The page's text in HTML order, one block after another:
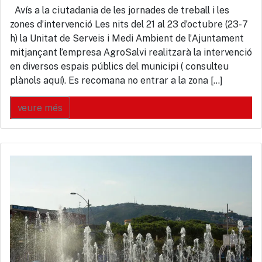
Avís a la ciutadania de les jornades de treball i les
zones d’intervenció Les nits del 21 al 23 d’octubre (23-7
h) la Unitat de Serveis i Medi Ambient de l’Ajuntament
mitjançant l’empresa AgroSalvi realitzarà la intervenció
en diversos espais públics del municipi ( consulteu
plànols aquí). Es recomana no entrar a la zona […]
veure més